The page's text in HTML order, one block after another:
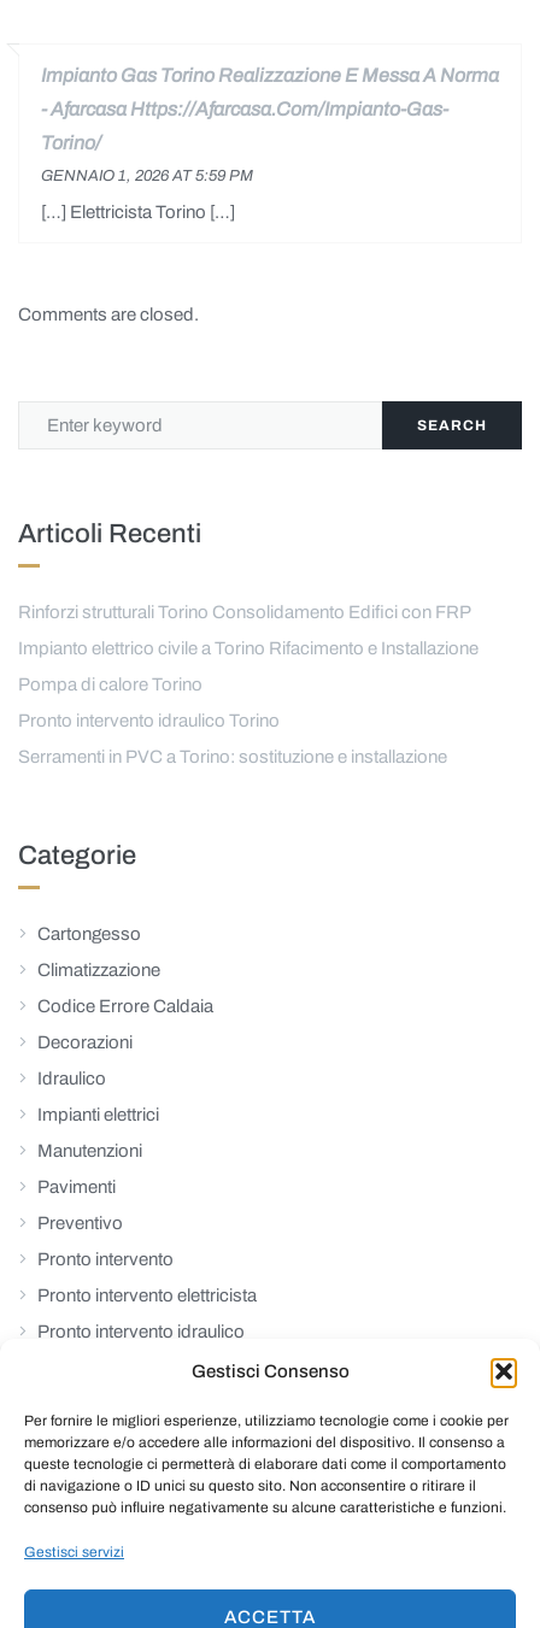
Gestisci Consenso
Per fornire le migliori esperienze, utilizziamo tecnologie come i cookie per
memorizzare e/o accedere alle informazioni del dispositivo. Il consenso a
queste tecnologie ci permetterà di elaborare dati come il comportamento
di navigazione o ID unici su questo sito. Non acconsentire o ritirare il
consenso può influire negativamente su alcune caratteristiche e funzioni.
Gestisci servizi
ACCETTA
Impianto Gas Torino Realizzazione E Messa A Norma
- Afarcasa
GENNAIO 1, 2026 AT 5:59 PM
[…] Elettricista Torino […]
Comments are closed.
SEARCH
Articoli Recenti
Rinforzi strutturali Torino Consolidamento Edifici con FRP
Impianto elettrico civile a Torino Rifacimento e Installazione
Pompa di calore Torino
Pronto intervento idraulico Torino
Serramenti in PVC a Torino: sostituzione e installazione
Categorie
Cartongesso
Climatizzazione
Codice Errore Caldaia
Decorazioni
Idraulico
Impianti elettrici
Manutenzioni
Pavimenti
Preventivo
Pronto intervento
Pronto intervento elettricista
Pronto intervento idraulico
Ristrutturazioni
Senza Categoria
Serramenti
Termoidraulica